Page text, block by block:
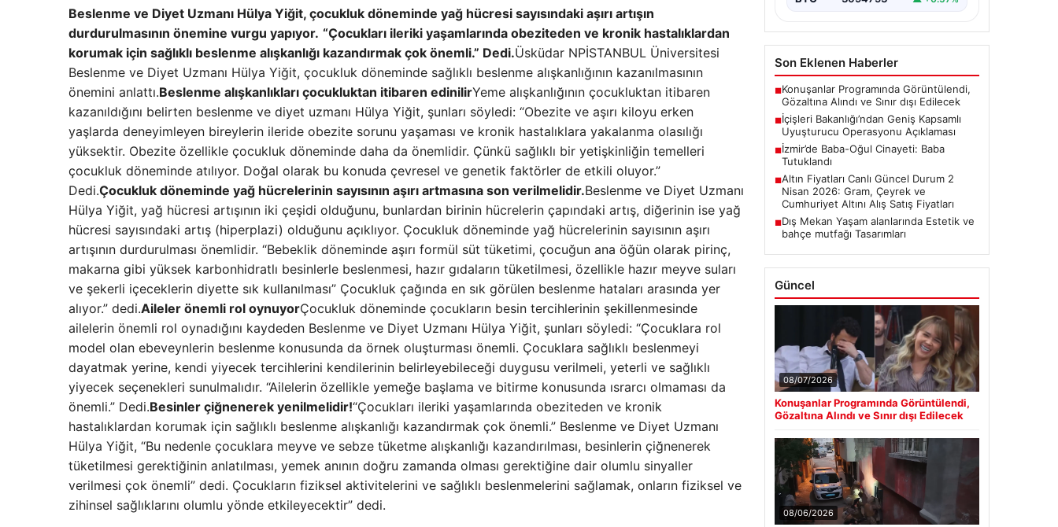
Beslenme ve Diyet Uzmanı Hülya Yiğit, çocukluk döneminde yağ hücresi sayısındaki aşırı artışın
durdurulmasının önemine vurgu yapıyor. “Çocukları ileriki yaşamlarında obeziteden ve kronik hastalıklardan
korumak için sağlıklı beslenme alışkanlığı kazandırmak çok önemli.” Dedi.Üsküdar NPİSTANBUL Üniversitesi
Beslenme ve Diyet Uzmanı Hülya Yiğit, çocukluk döneminde sağlıklı beslenme alışkanlığının kazanılmasının
önemini anlattı.Beslenme alışkanlıkları çocukluktan itibaren edinilirYeme alışkanlığının çocukluktan itibaren
kazanıldığını belirten beslenme ve diyet uzmanı Hülya Yiğit, şunları söyledi: “Obezite ve aşırı kiloyu erken
yaşlarda deneyimleyen bireylerin ileride obezite sorunu yaşaması ve kronik hastalıklara yakalanma olasılığı
yüksektir. Obezite özellikle çocukluk döneminde daha da önemlidir. Çünkü sağlıklı bir yetişkinliğin temelleri
çocukluk döneminde atılıyor. Doğal olarak bu konuda çevresel ve genetik faktörler de etkili oluyor.”
Dedi.Çocukluk döneminde yağ hücrelerinin sayısının aşırı artmasına son verilmelidir.Beslenme ve Diyet Uzmanı
Hülya Yiğit, yağ hücresi artışının iki çeşidi olduğunu, bunlardan birinin hücrelerin çapındaki artış, diğerinin ise yağ
hücresi sayısındaki artış (hiperplazi) olduğunu açıklıyor. Çocukluk döneminde yağ hücrelerinin sayısının aşırı
artışının durdurulması önemlidir. “Bebeklik döneminde aşırı formül süt tüketimi, çocuğun ana öğün olarak pirinç,
makarna gibi yüksek karbonhidratlı besinlerle beslenmesi, hazır gıdaların tüketilmesi, özellikle hazır meyve suları
ve şekerli içeceklerin diyette sık kullanılması” Çocukluk çağında en sık görülen beslenme hataları arasında yer
alıyor.” dedi.Aileler önemli rol oynuyorÇocukluk döneminde çocukların besin tercihlerinin şekillenmesinde
ailelerin önemli rol oynadığını kaydeden Beslenme ve Diyet Uzmanı Hülya Yiğit, şunları söyledi: “Çocuklara rol
model olan ebeveynlerin beslenme konusunda da örnek oluşturması önemli. Çocuklara sağlıklı beslenmeyi
dayatmak yerine, kendi yiyecek tercihlerini kendilerinin belirleyebileceği duygusu verilmeli, yeterli ve sağlıklı
yiyecek seçenekleri sunulmalıdır. “Ailelerin özellikle yemeğe başlama ve bitirme konusunda ısrarcı olmaması da
önemli.” Dedi.Besinler çiğnenerek yenilmelidir!“Çocukları ileriki yaşamlarında obeziteden ve kronik
hastalıklardan korumak için sağlıklı beslenme alışkanlığı kazandırmak çok önemli.” Beslenme ve Diyet Uzmanı
Hülya Yiğit, “Bu nedenle çocuklara meyve ve sebze tüketme alışkanlığı kazandırılması, besinlerin çiğnenerek
tüketilmesi gerektiğinin anlatılması, yemek anının doğru zamanda olması gerektiğine dair olumlu sinyaller
verilmesi çok önemli” dedi. Çocukların fiziksel aktivitelerini ve sağlıklı beslenmelerini sağlamak, onların fiziksel ve
zihinsel sağlıklarını olumlu yönde etkileyecektir” dedi.
Son Eklenen Haberler
■Konuşanlar Programında Görüntülendi,
Gözaltına Alındı ve Sınır dışı Edilecek
■İçişleri Bakanlığı’ndan Geniş Kapsamlı
Uyuşturucu Operasyonu Açıklaması
■İzmir’de Baba-Oğul Cinayeti: Baba
Tutuklandı
■Altın Fiyatları Canlı Güncel Durum 2
Nisan 2026: Gram, Çeyrek ve
Cumhuriyet Altını Alış Satış Fiyatları
■Dış Mekan Yaşam alanlarında Estetik ve
bahçe mutfağı Tasarımları
Güncel
08/07/2026
Konuşanlar Programında Görüntülendi,
Gözaltına Alındı ve Sınır dışı Edilecek
08/06/2026